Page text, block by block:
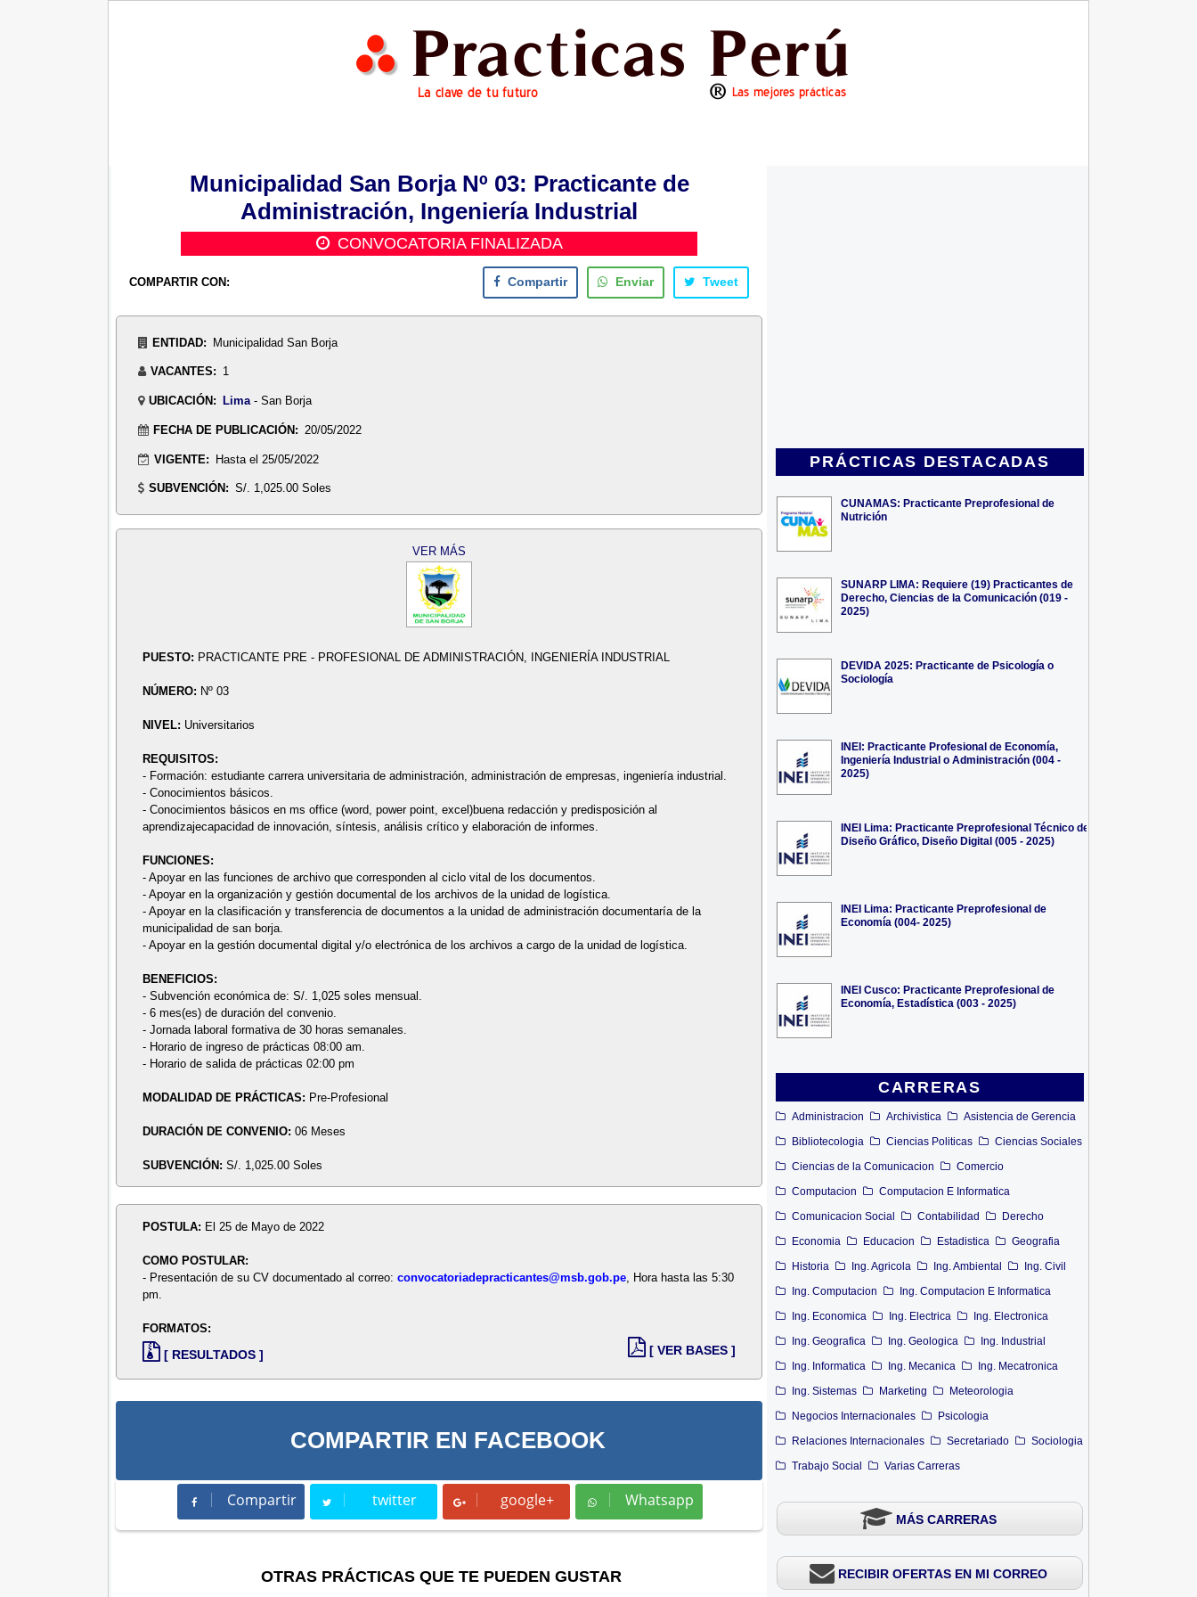
PRÁCTICAS DESTACADAS
CUNAMAS: Practicante Preprofesional de
Nutrición
SUNARP LIMA: Requiere (19) Practicantes de
Derecho, Ciencias de la Comunicación (019 -
2025)
DEVIDA 2025: Practicante de Psicología o
Sociología
INEI: Practicante Profesional de Economía,
Ingeniería Industrial o Administración (004 -
2025)
INEI Lima: Practicante Preprofesional Técnico de
Diseño Gráfico, Diseño Digital (005 - 2025)
INEI Lima: Practicante Preprofesional de
Economía (004- 2025)
INEI Cusco: Practicante Preprofesional de
Economía, Estadística (003 - 2025)
CARRERAS
Administracion Archivistica
Asistencia de Gerencia
Bibliotecologia
Ciencias Politicas
Ciencias Sociales
Ciencias de la Comunicacion
Comercio
Computacion
Computacion E Informatica
Comunicacion Social
Contabilidad
Derecho
Economia
Educacion Estadistica
Geografia
Historia
Ing. Agricola Ing. Ambiental
Ing. Civil
Ing. Computacion
Ing. Computacion E Informatica
Ing. Economica
Ing. Electrica
Ing. Electronica
Ing. Geografica
Ing. Geologica
Ing. Industrial
Ing. Informatica
Ing. Mecanica
Ing. Mecatronica
Ing. Sistemas
Marketing
Meteorologia
Negocios Internacionales
Psicologia
Relaciones Internacionales
Secretariado
Sociologia
Trabajo Social
Varias Carreras
MÁS CARRERAS
RECIBIR OFERTAS EN MI CORREO
Municipalidad San Borja Nº 03: Practicante de
Administración, Ingeniería Industrial
CONVOCATORIA FINALIZADA
COMPARTIR CON: Compartir Enviar Tweet
ENTIDAD: Municipalidad San Borja
VACANTES: 1
UBICACIÓN: Lima- San Borja
FECHA DE PUBLICACIÓN: 20/05/2022
VIGENTE: Hasta el 25/05/2022
SUBVENCIÓN: S/. 1,025.00 Soles
VER MÁS
PUESTO: PRACTICANTE PRE - PROFESIONAL DE ADMINISTRACIÓN, INGENIERÍA INDUSTRIAL
NÚMERO: Nº 03
NIVEL: Universitarios
REQUISITOS:
- Formación: estudiante carrera universitaria de administración, administración de empresas, ingeniería industrial.
- Conocimientos básicos.
- Conocimientos básicos en ms office (word, power point, excel)buena redacción y predisposición al
aprendizajecapacidad de innovación, síntesis, análisis crítico y elaboración de informes.
FUNCIONES:
- Apoyar en las funciones de archivo que corresponden al ciclo vital de los documentos.
- Apoyar en la organización y gestión documental de los archivos de la unidad de logística.
- Apoyar en la clasificación y transferencia de documentos a la unidad de administración documentaría de la
municipalidad de san borja.
- Apoyar en la gestión documental digital y/o electrónica de los archivos a cargo de la unidad de logística.
BENEFICIOS:
- Subvención económica de: S/. 1,025 soles mensual.
- 6 mes(es) de duración del convenio.
- Jornada laboral formativa de 30 horas semanales.
- Horario de ingreso de prácticas 08:00 am.
- Horario de salida de prácticas 02:00 pm
MODALIDAD DE PRÁCTICAS: Pre-Profesional
DURACIÓN DE CONVENIO:06 Meses
SUBVENCIÓN:S/. 1,025.00 Soles
POSTULA: El 25 de Mayo de 2022
COMO POSTULAR:
- Presentación de su CV documentado al correo:convocatoriadepracticantes@msb.gob.pe , Hora hasta las 5:30
pm.
FORMATOS:
[ RESULTADOS ] [ VER BASES ]
COMPARTIR EN FACEBOOK
Compartir
Compartir twitter
Tweet google+ Whatsapp
Whatsapp
OTRAS PRÁCTICAS QUE TE PUEDEN GUSTAR